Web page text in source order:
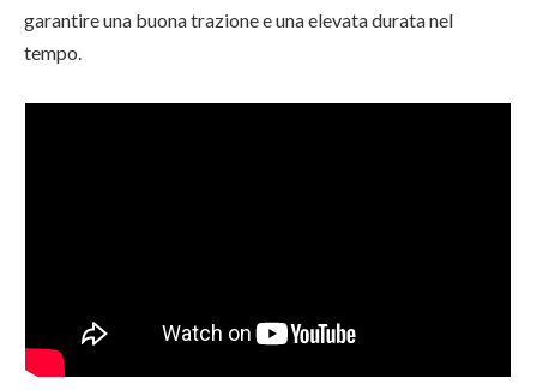
garantire una buona trazione e una elevata durata nel
tempo.